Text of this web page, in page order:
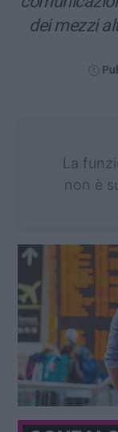
dei mezzi
La
non è